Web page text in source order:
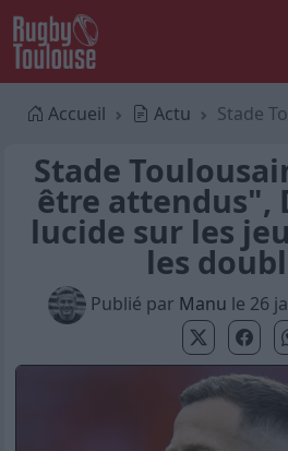
Accueil Actu Stade Toulousain : "Ils vont être
Stade
être attendus",
lucide sur les
les
Publié par Manu le 26